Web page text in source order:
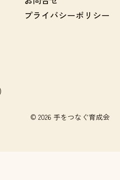
プライバシーポリシー
© 2026 手をつなぐ育成会